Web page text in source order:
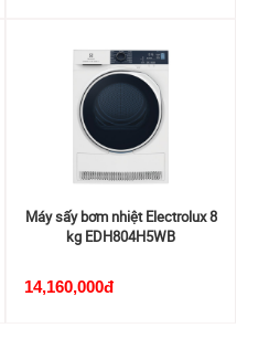
Máy sấy bơm nhiệt Electrolux 8
kg EDH804H5WB
14,160,000đ